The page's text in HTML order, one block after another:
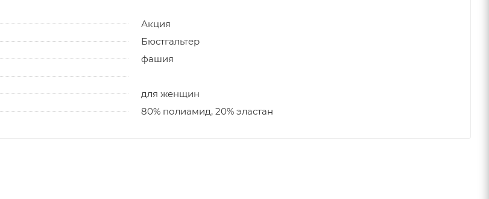
Акция
Бюстгальтер
фашия
для женщин
80% полиамид, 20% эластан